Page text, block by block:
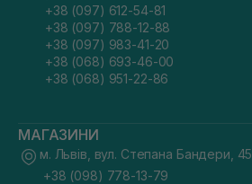
+38 (097) 612-54-81
+38 (097) 788-12-88
+38 (097) 983-41-20
+38 (068) 693-46-00
+38 (068) 951-22-86
МАГАЗИНИ
м. Львів, вул. Степана Бандери, 45
+38 (098) 778-13-79